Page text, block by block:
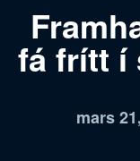
fá frítt í
mars